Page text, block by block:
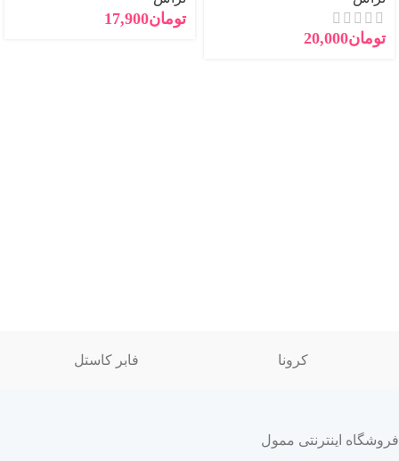
تومان20,000
تومان17,900
کرونا فابر کاستل
فروشگاه اینترنتی ممول